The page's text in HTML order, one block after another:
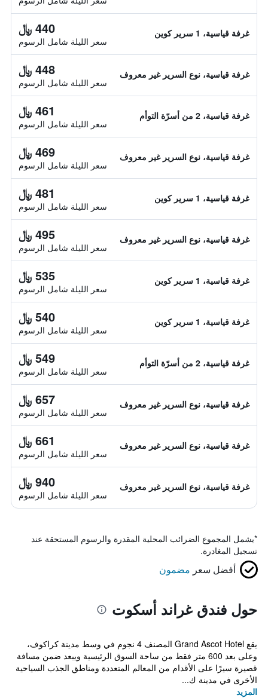
غرفة قياسية، 1 سرير كوين 440 ﷼
سعر الليلة شامل الرسوم
غرفة قياسية، نوع السرير غير معروف 448 ﷼
سعر الليلة شامل الرسوم
غرفة قياسية، 2 من أسرّة التوأم 461 ﷼
سعر الليلة شامل الرسوم
غرفة قياسية، نوع السرير غير معروف 469 ﷼
سعر الليلة شامل الرسوم
غرفة قياسية، 1 سرير كوين 481 ﷼
سعر الليلة شامل الرسوم
غرفة قياسية، نوع السرير غير معروف 495 ﷼
سعر الليلة شامل الرسوم
غرفة قياسية، 1 سرير كوين 535 ﷼
سعر الليلة شامل الرسوم
غرفة قياسية، 1 سرير كوين 540 ﷼
سعر الليلة شامل الرسوم
غرفة قياسية، 2 من أسرّة التوأم 549 ﷼
سعر الليلة شامل الرسوم
غرفة قياسية، نوع السرير غير معروف 657 ﷼
سعر الليلة شامل الرسوم
غرفة قياسية، نوع السرير غير معروف 661 ﷼
سعر الليلة شامل الرسوم
غرفة قياسية، نوع السرير غير معروف 940 ﷼
سعر الليلة شامل الرسوم
*يشمل المجموع الضرائب المحلية المقدرة والرسوم المستحقة عند
تسجيل المغادرة.
أفضل سعر مضمون
حول فندق غراند أسكوت
يقع Grand Ascot Hotel المصنف 4 نجوم في وسط مدينة كراكوف،
وعلى بعد 600 متر فقط من ساحة السوق الرئيسية ويبعد ضمن مسافة
قصيرة سيرًا على الأقدام من المعالم المتعددة ومناطق الجذب السياحية
الأخرى في مدينة ك...
المزيد